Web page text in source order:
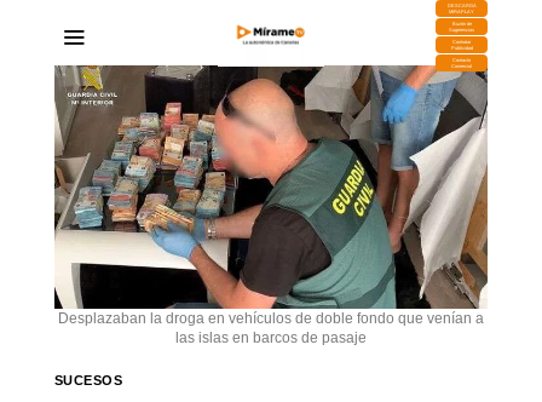
DESCARGA
MIRAPLAY
Buzón de
Sugerencias
Contratar
Publicidad
Contacto
Comercial
Desplazaban la droga en vehículos de doble fondo que venían a
las islas en barcos de pasaje
SUCESOS